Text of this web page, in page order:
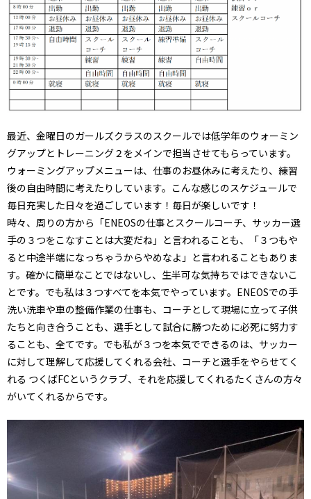
最近、金曜日のガールズクラスのスクールでは低学年のウォーミン
グアップとトレーニング２をメインで担当させてもらっています。
ウォーミングアップメニューは、仕事のお昼休みに考えたり、練習
後の自由時間に考えたりしています。こんな感じのスケジュールで
毎日充実した日々を過ごしています！毎日が楽しいです！
時々、周りの方から「ENEOSの仕事とスクールコーチ、サッカー選
手の３つをこなすことは大変だね」と言われることも、「３つもや
ると中途半端になっちゃうからやめなよ」と言われることもありま
す。確かに簡単なことではないし、生半可な気持ちではできないこ
とです。でも私は３つすべてを本気でやっています。ENEOSでの手
洗い洗車や車の整備作業の仕事も、コーチとして現場に立って子供
たちと向き合うことも、選手として試合に勝つために必死に努力す
ることも、全てです。でも私が３つを本気でできるのは、サッカー
に対して理解して応援してくれる会社、コーチと選手をやらせてく
れる つくばFCというクラブ、それを応援してくれるたくさんの方々
がいてくれるからです。